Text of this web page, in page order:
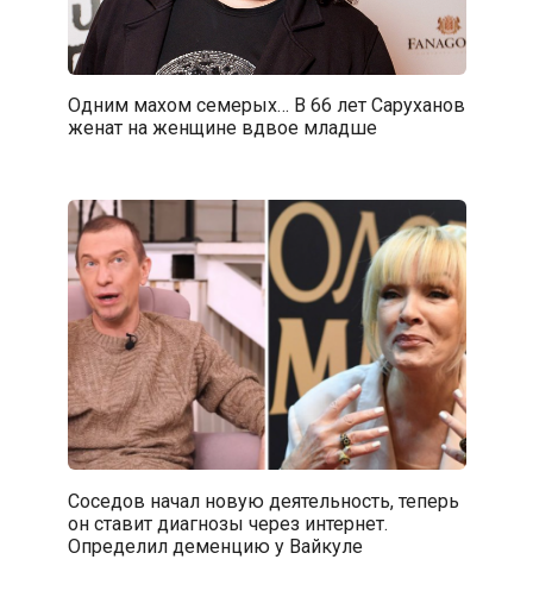
Одним махом семерых… В 66 лет Саруханов
женат на женщине вдвое младше
Соседов начал новую деятельность, теперь
он ставит диагнозы через интернет.
Определил деменцию у Вайкуле